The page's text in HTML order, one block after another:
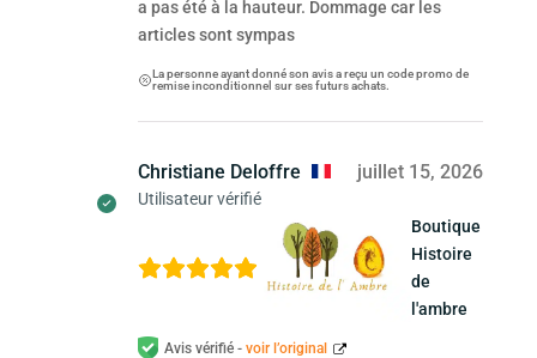
a pas été à la hauteur. Dommage car les
articles sont sympas
La personne ayant donné son avis a reçu un code promo de
remise inconditionnel sur ses futurs achats.
Christiane Deloffre
Utilisateur vérifié
juillet 15, 2026
Boutique
Histoire
de
l'ambre
Avis vérifié - voir l’original